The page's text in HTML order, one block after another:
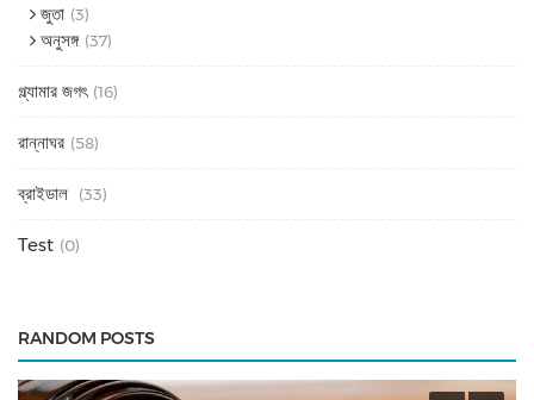
জুতা (3)
অনুসঙ্গ (37)
গ্ল্যামার জগৎ (16)
রান্নাঘর (58)
ব্রাইডাল (33)
Test (0)
RANDOM POSTS